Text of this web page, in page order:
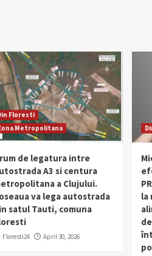
Floresti
Metropolitana
de legatura intre
A3 si centura
a Clujului.
va lega autostrada
satul Tauti, comuna
Floresti24 April 30, 2026
la